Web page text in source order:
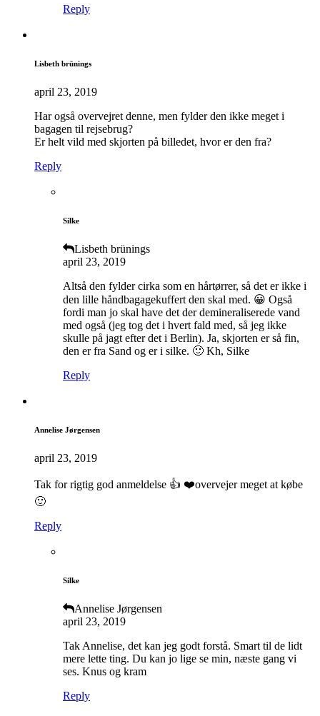
Reply
Lisbeth brünings
april 23, 2019
Har også overvejret denne, men fylder den ikke meget i
bagagen til rejsebrug?
Er helt vild med skjorten på billedet, hvor er den fra?
Reply
Silke
Lisbeth brünings
april 23, 2019
Altså den fylder cirka som en hårtørrer, så det er ikke i
den lille håndbagagekuffert den skal med. 😀 Også
fordi man jo skal have det der demineraliserede vand
med også (jeg tog det i hvert fald med, så jeg ikke
skulle på jagt efter det i Berlin). Ja, skjorten er så fin,
den er fra Sand og er i silke. 🙂 Kh, Silke
Reply
Annelise Jørgensen
april 23, 2019
Tak for rigtig god anmeldelse 👍 ❤️overvejer meget at købe
🙂
Reply
Silke
Annelise Jørgensen
april 23, 2019
Tak Annelise, det kan jeg godt forstå. Smart til de lidt
mere lette ting. Du kan jo lige se min, næste gang vi
ses. Knus og kram
Reply